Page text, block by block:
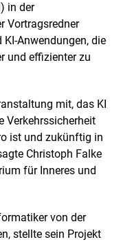
in der
Vortragsredner
Anwendungen, die
und effizienter zu
mit, das KI
Verkehrssicherheit
ist und zukünftig in
Christoph Falke
für Inneres und
von der
stellte sein Projekt